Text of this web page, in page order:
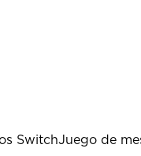
SwitchJuego de